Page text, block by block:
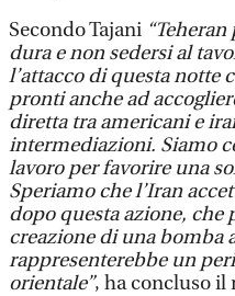
Secondo Tajani
dura e non sedersi al
l’attacco di questa notte
pronti anche ad
diretta tra americani e
intermediazioni. Siamo
lavoro per favorire una
Speriamo che l’Iran
dopo questa azione, che
creazione di una bomba
rappresenterebbe un
orientale”, ha concluso il